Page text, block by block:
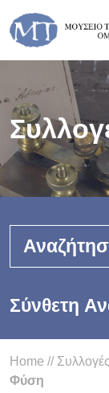
Αναζήτηση
Σύνθετη
Home // Συλλογές
Φύση